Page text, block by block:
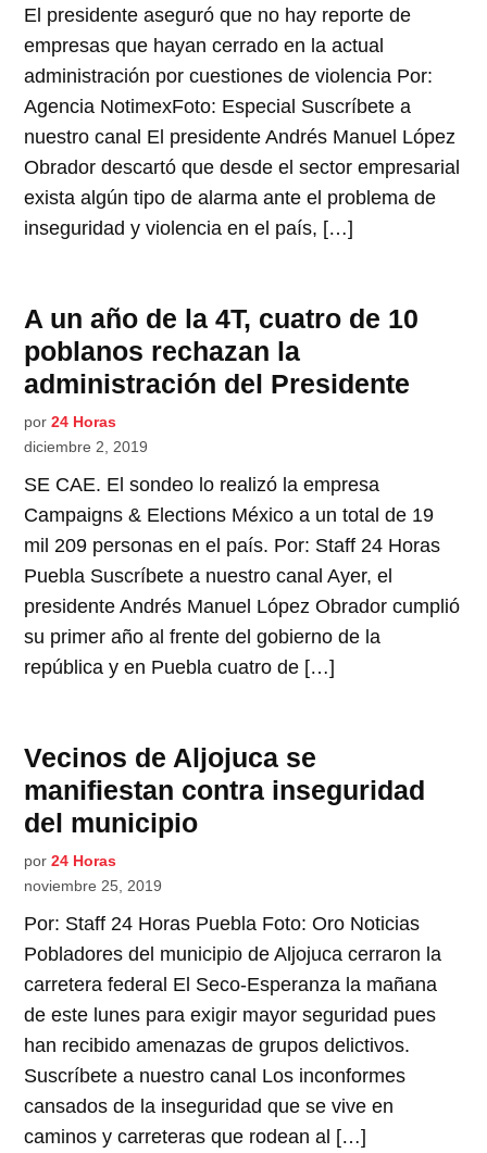
El presidente aseguró que no hay reporte de
empresas que hayan cerrado en la actual
administración por cuestiones de violencia Por:
Agencia NotimexFoto: Especial Suscríbete a
nuestro canal El presidente Andrés Manuel López
Obrador descartó que desde el sector empresarial
exista algún tipo de alarma ante el problema de
inseguridad y violencia en el país, […]
A un año de la 4T, cuatro de 10
poblanos rechazan la
administración del Presidente
por 24 Horas
diciembre 2, 2019
SE CAE. El sondeo lo realizó la empresa
Campaigns & Elections México a un total de 19
mil 209 personas en el país. Por: Staff 24 Horas
Puebla Suscríbete a nuestro canal Ayer, el
presidente Andrés Manuel López Obrador cumplió
su primer año al frente del gobierno de la
república y en Puebla cuatro de […]
Vecinos de Aljojuca se
manifiestan contra inseguridad
del municipio
por 24 Horas
noviembre 25, 2019
Por: Staff 24 Horas Puebla Foto: Oro Noticias
Pobladores del municipio de Aljojuca cerraron la
carretera federal El Seco-Esperanza la mañana
de este lunes para exigir mayor seguridad pues
han recibido amenazas de grupos delictivos.
Suscríbete a nuestro canal Los inconformes
cansados de la inseguridad que se vive en
caminos y carreteras que rodean al […]